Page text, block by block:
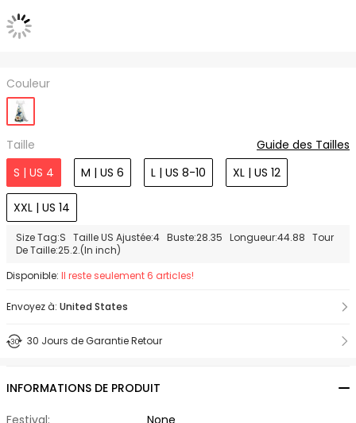
Couleur
Taille
Guide des Tailles
S | US 4
M | US 6 L | US 8-10 XL | US 12
XXL | US 14
Size Tag:S Taille US Ajustée:4 Buste:28.35 Longueur:44.88 Tour
De Taille:25.2.(In inch)
Disponible: Il reste seulement 6 articles!
Envoyez à: United States
30 Jours de Garantie Retour
INFORMATIONS DE PRODUIT